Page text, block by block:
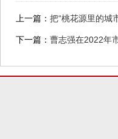
上一篇： 把“桃花源里的
下一篇： 曹志强在2022年